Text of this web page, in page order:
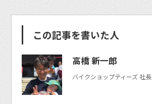
この記事を書いた人
高橋 新一郎
バイクショップティーズ 社長